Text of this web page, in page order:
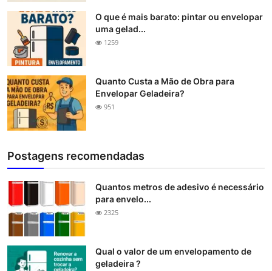
O que é mais barato: pintar ou envelopar
uma gelad...
1259
Quanto Custa a Mão de Obra para
Envelopar Geladeira?
951
Postagens recomendadas
Quantos metros de adesivo é necessário
para envelo...
2325
Qual o valor de um envelopamento de
geladeira ?